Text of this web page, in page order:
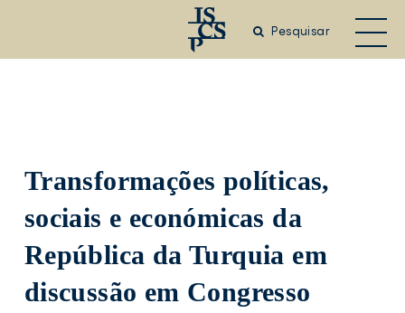
Pesquisar
Transformações políticas,
sociais e económicas da
República da Turquia em
discussão em Congresso